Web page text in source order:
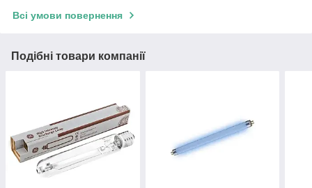
Всі умови повернення
Подібні товари компанії